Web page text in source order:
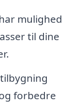
mulighed
til dine
forbedre